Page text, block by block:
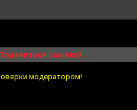
ссылкой
модератором!